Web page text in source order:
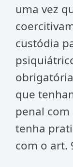
uma vez
custódia
que
penal
tenha
com o art.